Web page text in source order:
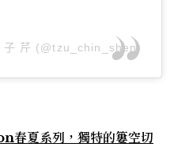
芹 (@tzu_chin_shen)
春夏系列，獨特的簍空切